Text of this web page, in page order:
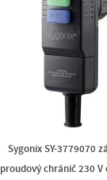
Sygonix SY-3779070
proudový chránič 230 V